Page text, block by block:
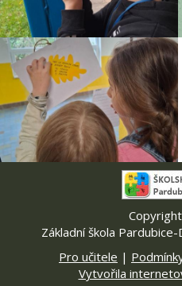
Základní škola
Pro učitele |
Vytvořila